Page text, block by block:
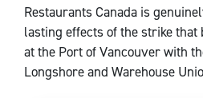
Restaurants Canada is
lasting effects of the strike that
at the Port of Vancouver with
Longshore and Warehouse